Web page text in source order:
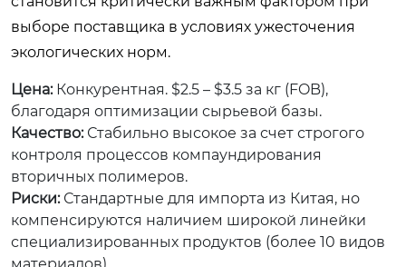
выборе поставщика в условиях ужесточения
экологических норм.
Цена:Конкурентная. $2.5 – $3.5 за кг (FOB),
благодаря оптимизации сырьевой базы.
Качество:Стабильно высокое за счет строгого
контроля процессов компаундирования
вторичных полимеров.
Риски:Стандартные для импорта из Китая, но
компенсируются наличием широкой линейки
специализированных продуктов (более 10 видов
материалов).